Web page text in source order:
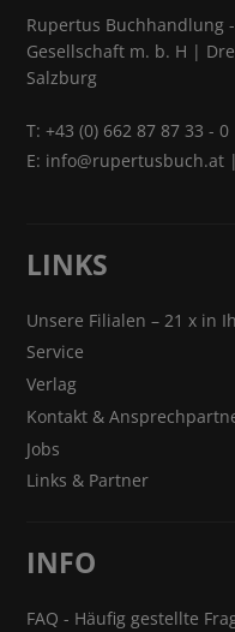
Rupertus Buchhandlung
Gesellschaft m. b. H |
Salzburg
T:+43 (0) 662 87 87 33 - 0
E: info@rupertusbuch.at
LINKS
Unsere Filialen – 21 x in
Service
Verlag
Kontakt &
Jobs
Links & Partner
INFO
FAQ - Häufig gestellte